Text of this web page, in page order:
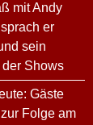
mit Andy
er
sein
der Shows
Gäste
Folge am